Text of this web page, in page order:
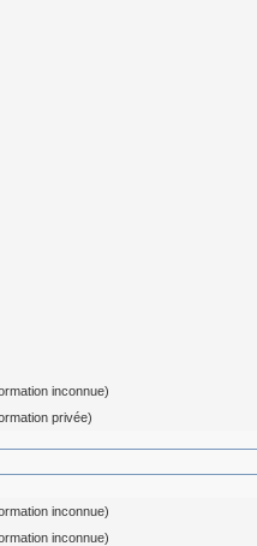
inconnue)
privée)
inconnue)
inconnue)